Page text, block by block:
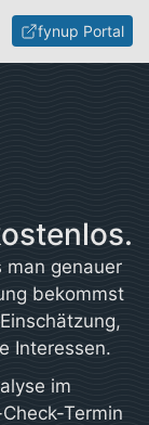
fynup Portal
man genauer
bekommst
Interessen.
im
Termin